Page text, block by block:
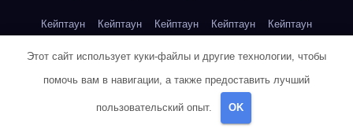
Кейптаун Кейптаун Кейптаун Кейптаун Кейптаун
Кейптаун Кейптаун Кейптаун Кейптаун Кейптаун
Кейптаун
Клубника
Этот сайт использует куки-файлы и другие технологии, чтобы
помочь вам в навигации, а также предоставить лучший
пользовательский опыт. OK